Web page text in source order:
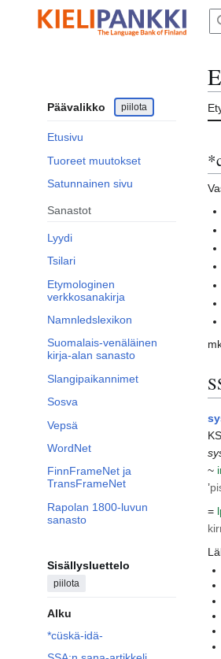
sisältöön
Päävalikko piilota
Etusivu
Tuoreet muutokset
Satunnainen sivu
Sanastot
Lyydi
Tsilari
Etymologinen
verkkosanakirja
Namnledslexikon
Suomalais-venäläinen
kirja-alan sanasto
Slangipaikannimet
Sosva
Vepsä
WordNet
FinnFrameNet ja
TransFrameNet
Rapolan 1800-luvun
sanasto
Sisällysluettelo
piilota
Alku
*cüskä-idä-
~
’
=